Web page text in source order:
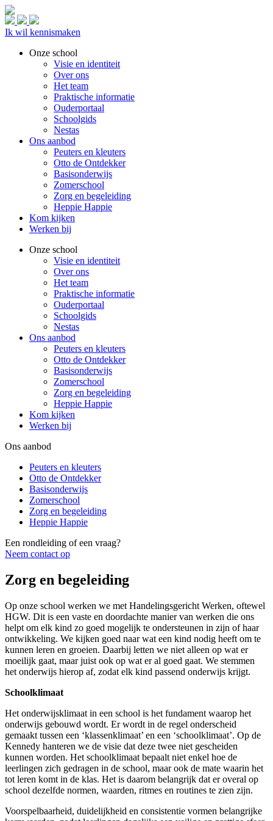
Ik wil kennismaken
Onze school
Visie en identiteit
Over ons
Het team
Praktische informatie
Ouderportaal
Schoolgids
Nestas
Ons aanbod
Peuters en kleuters
Otto de Ontdekker
Basisonderwijs
Zomerschool
Zorg en begeleiding
Heppie Happie
Kom kijken
Werken bij
Onze school
Visie en identiteit
Over ons
Het team
Praktische informatie
Ouderportaal
Schoolgids
Nestas
Ons aanbod
Peuters en kleuters
Otto de Ontdekker
Basisonderwijs
Zomerschool
Zorg en begeleiding
Heppie Happie
Kom kijken
Werken bij
Ons aanbod
Peuters en kleuters
Otto de Ontdekker
Basisonderwijs
Zomerschool
Zorg en begeleiding
Heppie Happie
Een rondleiding of een vraag?
Neem contact op
Zorg en begeleiding
Op onze school werken we met Handelingsgericht Werken, oftewel
HGW. Dit is een vaste en doordachte manier van werken die ons
helpt om elk kind zo goed mogelijk te ondersteunen in zijn of haar
ontwikkeling. We kijken goed naar wat een kind nodig heeft om te
kunnen leren en groeien. Daarbij letten we niet alleen op wat er
moeilijk gaat, maar juist ook op wat er al goed gaat. We stemmen
het onderwijs hierop af, zodat elk kind passend onderwijs krijgt.
Schoolklimaat
Het onderwijsklimaat in een school is het fundament waarop het
onderwijs gebouwd wordt. Er wordt in de regel onderscheid
gemaakt tussen een ‘klassenklimaat’ en een ‘schoolklimaat’. Op de
Kennedy hanteren we de visie dat deze twee niet gescheiden
kunnen worden. Het schoolklimaat bepaalt niet enkel hoe de
leerlingen zich gedragen in de school, maar ook de mate waarin het
tot leren komt in de klas. Het is daarom belangrijk dat er overal op
school dezelfde normen, waarden, ritmes en routines te zien zijn.
Voorspelbaarheid, duidelijkheid en consistentie vormen belangrijke